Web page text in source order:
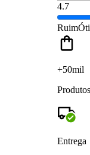
4.7
Ruim
+50mil
Entrega